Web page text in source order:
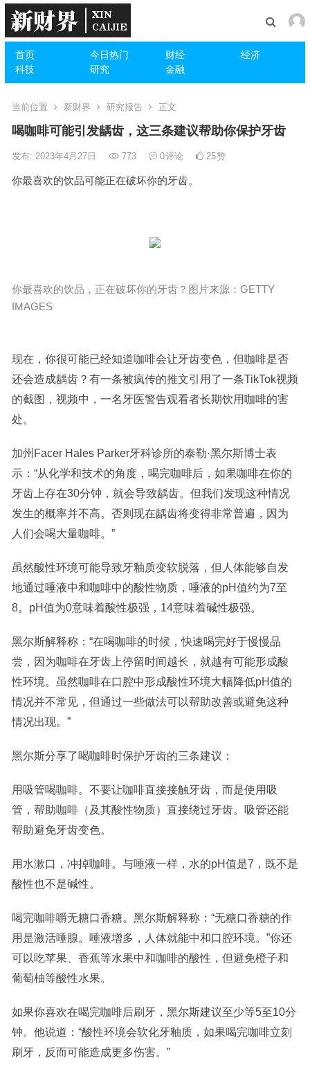
首页 今日热门 财经
经济
科技
研究 金融
当前位置 新财界 研究报告 正文
喝咖啡可能引发龋齿，这三条建议帮助你保护牙齿
发布: 2023年4月27日 773 0评论 25赞
你最喜欢的饮品可能正在破坏你的牙齿。
你最喜欢的饮品，正在破坏你的牙齿？图片来源：GETTY
IMAGES
现在，你很可能已经知道咖啡会让牙齿变色，但咖啡是否
还会造成龋齿？有一条被疯传的推文引用了一条TikTok视频
的截图，视频中，一名牙医警告观看者长期饮用咖啡的害
处。
加州Facer Hales Parker牙科诊所的泰勒·黑尔斯博士表
示：“从化学和技术的角度，喝完咖啡后，如果咖啡在你的
牙齿上存在30分钟，就会导致龋齿。但我们发现这种情况
发生的概率并不高。否则现在龋齿将变得非常普遍，因为
人们会喝大量咖啡。”
虽然酸性环境可能导致牙釉质变软脱落，但人体能够自发
地通过唾液中和咖啡中的酸性物质，唾液的pH值约为7至
8。pH值为0意味着酸性极强，14意味着碱性极强。
黑尔斯解释称：“在喝咖啡的时候，快速喝完好于慢慢品
尝，因为咖啡在牙齿上停留时间越长，就越有可能形成酸
性环境。虽然咖啡在口腔中形成酸性环境大幅降低pH值的
情况并不常见，但通过一些做法可以帮助改善或避免这种
情况出现。”
黑尔斯分享了喝咖啡时保护牙齿的三条建议：
用吸管喝咖啡。不要让咖啡直接接触牙齿，而是使用吸
管，帮助咖啡（及其酸性物质）直接绕过牙齿。吸管还能
帮助避免牙齿变色。
用水漱口，冲掉咖啡。与唾液一样，水的pH值是7，既不是
酸性也不是碱性。
喝完咖啡嚼无糖口香糖。黑尔斯解释称：“无糖口香糖的作
用是激活唾腺。唾液增多，人体就能中和口腔环境。”你还
可以吃苹果、香蕉等水果中和咖啡的酸性，但避免橙子和
葡萄柚等酸性水果。
如果你喜欢在喝完咖啡后刷牙，黑尔斯建议至少等5至10分
钟。他说道：“酸性环境会软化牙釉质，如果喝完咖啡立刻
刷牙，反而可能造成更多伤害。”